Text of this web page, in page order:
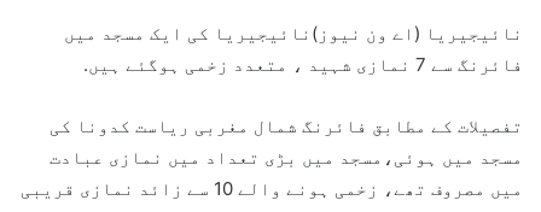
نائیجیریا (اے ون نیوز)نائیجیریا کی ایک مسجد میں
فائرنگ سے 7 نمازی شہید ، متعدد زخمی ہوگئے ہیں.
تفصیلات کے مطابق فائرنگ شمال مغربی ریاست کدونا کی
مسجد میں ہوئی،مسجد میں بڑی تعداد میں نمازی عبادت
میں مصروف تھے، زخمی ہونے والے 10 سے زائد نمازی قریبی